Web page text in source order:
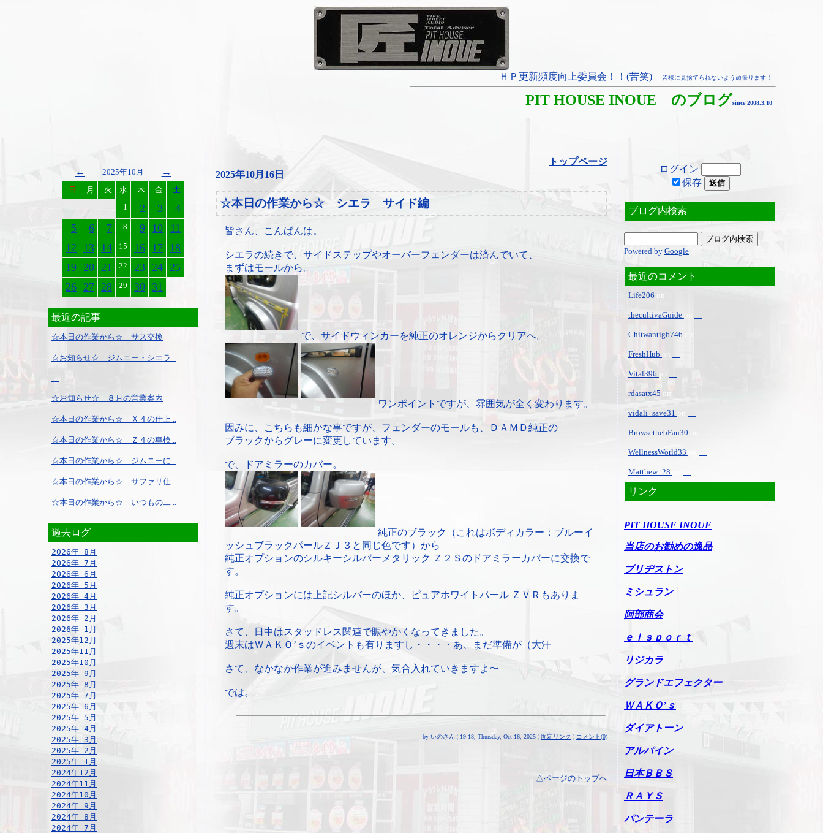
ＨＰ更新頻度向上委員会！！(苦笑) 皆様に見捨てられないよう頑張ります！
PIT HOUSE INOUE のブログsince 2008.3.10
← 2025年10月 →
日 月 火 水 木 金
土
1
2 3
4
5
6 7 8 9 10
11
12
13 14 15 16 17 18
19 20 21 22 23 24 25
26 27 28 29 30 31
最近の記事
☆本日の作業から☆ サス交換
☆お知らせ☆ ジムニー・シエラ ..
☆お知らせ☆ ８月の営業案内
☆本日の作業から☆ Ｘ４の仕上 ..
☆本日の作業から☆ Ｚ４の車検 ..
☆本日の作業から☆ ジムニーに ..
☆本日の作業から☆ サファリ仕 ..
☆本日の作業から☆ いつもの二 ..
過去ログ
2026年 8月
2026年 7月
2026年 6月
2026年 5月
2026年 4月
2026年 3月
2026年 2月
2026年 1月
2025年12月
2025年11月
2025年10月
2025年 9月
2025年 8月
2025年 7月
2025年 6月
2025年 5月
2025年 4月
2025年 3月
2025年 2月
2025年 1月
2024年12月
2024年11月
2024年10月
2024年 9月
2024年 8月
2024年 7月
トップページ
2025年10月16日
☆本日の作業から☆ シエラ サイド編
皆さん、こんばんは。
シエラの続きで、サイドステップやオーバーフェンダーは済んでいて、
まずはモールから。
で、サイドウィンカーを純正のオレンジからクリアへ。
ワンポイントですが、雰囲気が全く変わります。
因みに、こちらも細かな事ですが、フェンダーのモールも、ＤＡＭＤ純正の
ブラックからグレーに変更しています。
で、ドアミラーのカバー。
純正のブラック（これはボディカラー：ブルーイ
ッシュブラックパールＺＪ３と同じ色です）から
純正オプションのシルキーシルバーメタリック Ｚ２Ｓのドアミラーカバーに交換で
す。
純正オプションには上記シルバーのほか、ピュアホワイトパール ＺＶＲもありま
す。
さて、日中はスタッドレス関連で賑やかくなってきました。
週末はＷＡＫＯ’ｓのイベントも有りますし・・・・あ、まだ準備が（大汗
さて、なかなか作業が進みませんが、気合入れていきますよ〜
では。
by いのさん ¦ 19:18, Thursday, Oct 16, 2025 ¦ 固定リンク ¦ コメント(0)
△ページのトップへ
ログイン
保存
ブログ内検索
Powered by Google
最近のコメント
Life206 on
thecultivaGuide
Chitwantig6746
FreshHub on
Vital396 on
rdasatx45 on
vidali_save31 on
BrowsethebFan30
WellnessWorld33
Matthew_28
リンク
PIT HOUSE INOUE
当店のお勧めの逸品
ブリヂストン
ミシュラン
阿部商会
ｅｌｓｐｏｒｔ
リジカラ
グランドエフェクター
ＷＡＫＯ’ｓ
ダイアトーン
アルパイン
日本ＢＢＳ
ＲＡＹＳ
パンテーラ